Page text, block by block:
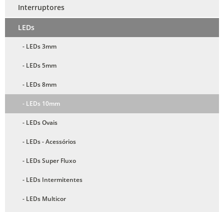
Interruptores
LEDs
- LEDs 3mm
- LEDs 5mm
- LEDs 8mm
- LEDs 10mm
- LEDs Ovais
- LEDs - Acessórios
- LEDs Super Fluxo
- LEDs Intermitentes
- LEDs Multicor